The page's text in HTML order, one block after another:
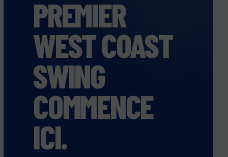
PREMIER
WEST COAST
SWING
COMMENCE
ICI.